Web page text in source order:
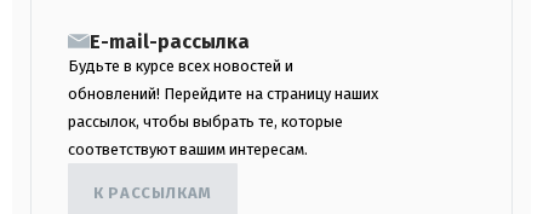
E-mail-рассылка
Будьте в курсе всех новостей и
обновлений! Перейдите на страницу наших
рассылок, чтобы выбрать те, которые
соответствуют вашим интересам.
К РАССЫЛКАМ